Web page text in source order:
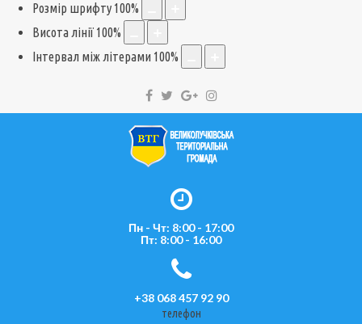
Розмір шрифту 100%
Висота лінії 100%
Інтервал між літерами 100%
Пн - Чт: 8:00 - 17:00
Пт: 8:00 - 16:00
+38 068 457 92 90
телефон